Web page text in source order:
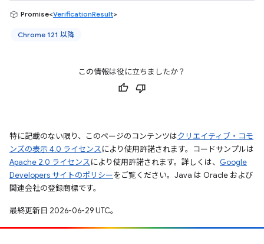
Promise<VerificationResult>
Chrome 121 以降
この情報は役に立ちましたか？
特に記載のない限り、このページのコンテンツはクリエイティブ・コモ
ンズの表示 4.0 ライセンスにより使用許諾されます。コードサンプルは
Apache 2.0 ライセンスにより使用許諾されます。詳しくは、 Google
Developers サイトのポリシーをご覧ください。Java は Oracle および
関連会社の登録商標です。
最終更新日 2026-06-29 UTC。